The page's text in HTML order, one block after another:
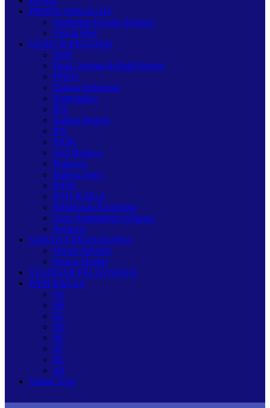
PROFIL SEKOLAH
Sambutan Kepala Sekolah
Visi & Misi
GURU & PEGAWAI
Staff
Pend. Agama & Budi Pekerti
PPKN
Bahasa Indonesia
Matematika
IPA
Bahasa Inggris
IPS
PJOK
Seni Budaya
Prakarya
Bahasa Jawa
BTIK
BTQ & BGA
Bimbingan Konseling
Guru Pembimbing Khusus
Pegawai
SARANA PRASARANA
Denah Sekolah
Perpus Digital
STANDAR PELAYANAN
WEB KELAS
9A
9B
9C
9D
9E
9F
9G
9H
Virtual Tour